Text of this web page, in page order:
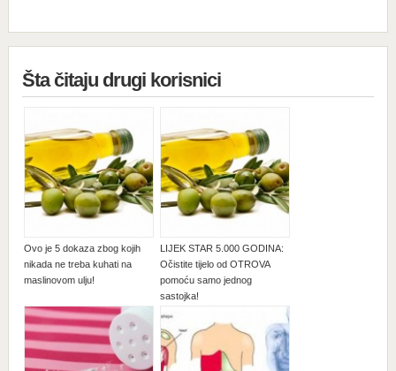
Šta čitaju drugi korisnici
Ovo je 5 dokaza zbog kojih
nikada ne treba kuhati na
maslinovom ulju!
LIJEK STAR 5.000 GODINA:
Očistite tijelo od OTROVA
pomoću samo jednog
sastojka!